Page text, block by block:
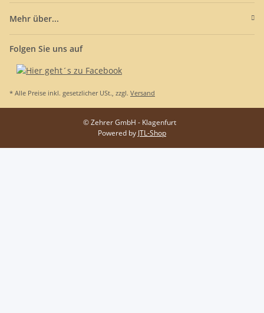
Mehr über...
Folgen Sie uns auf
* Alle Preise inkl. gesetzlicher USt., zzgl. Versand
© Zehrer GmbH - Klagenfurt
Powered by JTL-Shop